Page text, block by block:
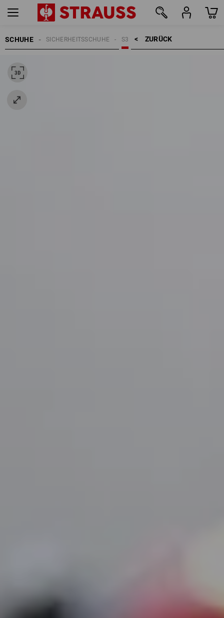
SCHUHE ZURÜCK    >
S3
SICHERHEITSSCHUHE